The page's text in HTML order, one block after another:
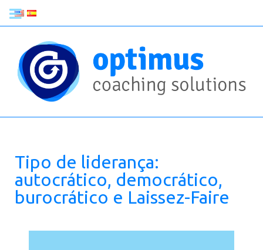
Tipo de liderança:
autocrático, democrático,
burocrático e Laissez-Faire